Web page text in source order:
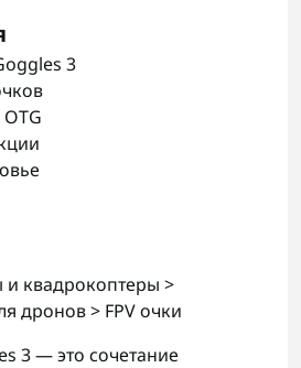
3
квадрокоптеры >
дронов > FPV очки
3 — это сочетание